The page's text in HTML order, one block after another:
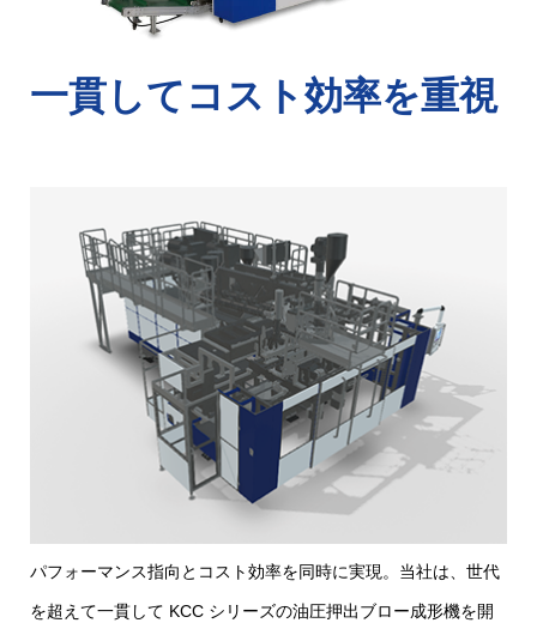
一貫してコスト効率を重視
パフォーマンス指向とコスト効率を同時に実現。当社は、世代
を超えて一貫して KCC シリーズの油圧押出ブロー成形機を開